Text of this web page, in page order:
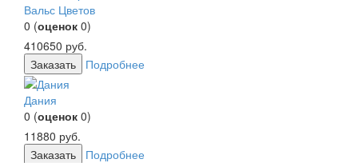
Вальс Цветов
0 (оценок 0)
410650 руб.
Заказать
Подробнее
Дания
0 (оценок 0)
11880 руб.
Заказать
Подробнее